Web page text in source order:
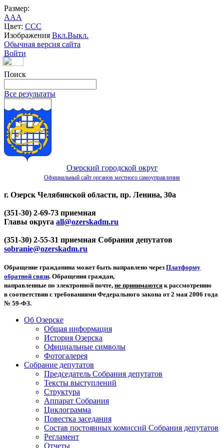
Размер:
AAA
Цвет: CCC
Изображения Вкл.Выкл.
Обычная версия сайта
Войти
Поиск
Все результаты
Озерский городской округ
Официальный сайт органов местного самоуправления
г. Озерск Челябинской области, пр. Ленина, 30а
(351-30) 2-69-73 приемная
Главы округа all@ozerskadm.ru
(351-30) 2-55-31 приемная Собрания депутатов
sobranie@ozerskadm.ru
Обращение гражданина может быть направлено через Платформу
обратной связи. Обращения граждан,
направленные по электронной почте, не принимаются к рассмотрению
в соответствии с требованиями Федерального закона от 2 мая 2006 года
№ 59-ФЗ.
Об Озерске
Общая информация
История Озерска
Официальные символы
Фотогалерея
Собрание депутатов
Председатель Собрания депутатов
Тексты выступлений
Структура
Аппарат Собрания
Циклограмма
Повестка заседания
Состав постоянных комиссий Собрания депутатов
Регламент
Отчеты